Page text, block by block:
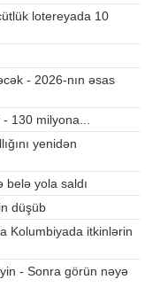
lotereyada 10
- 2026-nın əsas
130 milyona...
yenidən
belə yola saldı
düşüb
Kolumbiyada itkinlərin
- Sonra görün nəyə